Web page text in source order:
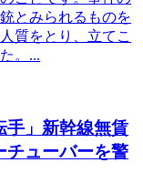
とみられるものを
質をとり、立てこ
。...
手」新幹線無賃
チューバーを警